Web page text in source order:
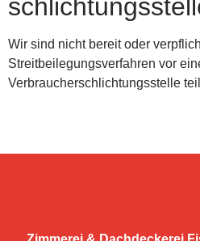
Wir sind nicht bereit oder
Streitbeilegungsverfahren vor
Verbraucherschlichtungsstelle